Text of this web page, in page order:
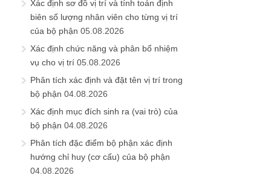
Xác định sơ đồ vị trí và tính toán định
biên số lượng nhân viên cho từng vị trí
của bộ phận 05.08.2026
Xác định chức năng và phân bổ nhiệm
vụ cho vị trí 05.08.2026
Phân tích xác định và đặt tên vị trí trong
bộ phận 04.08.2026
Xác định mục đích sinh ra (vai trò) của
bộ phận 04.08.2026
Phân tích đặc điểm bộ phận xác định
hướng chỉ huy (cơ cấu) của bộ phận
04.08.2026